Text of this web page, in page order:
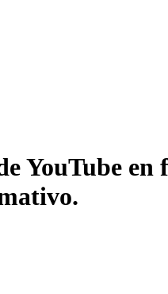
YouTube